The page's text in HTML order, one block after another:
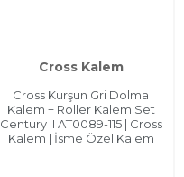
Cross Kalem
Cross Kurşun Gri Dolma
Kalem + Roller Kalem Set
Century II AT0089-115 | Cross
Kalem | İsme Özel Kalem